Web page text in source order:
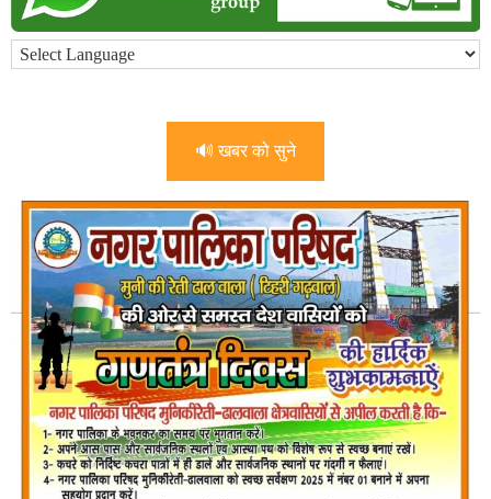
🔊 खबर को सुने